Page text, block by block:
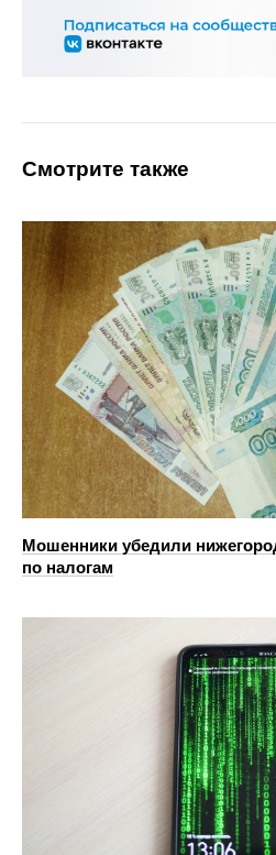
Смотрите также
Мошенники убедили
по налогам